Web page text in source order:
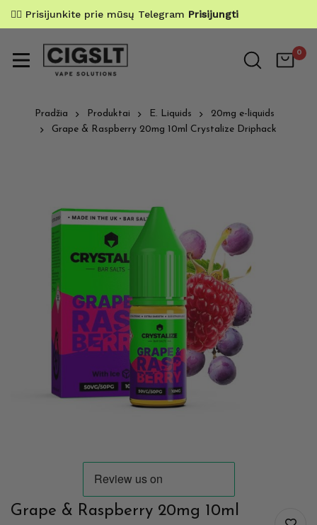
✌🏼 Prisijunkite prie mūsų Telegram Prisijungti
0
Pradžia Produktai E. Liquids
20mg e-liquids
Grape & Raspberry 20mg 10ml Crystalize Driphack
Grape & Raspberry 20mg 10ml